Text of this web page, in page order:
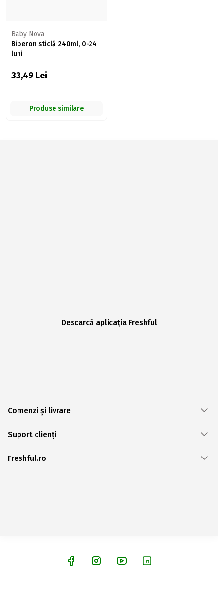
Baby Nova
Biberon sticlă 240ml, 0-24
luni
33,49 Lei
Produse similare
Descarcă aplicația Freshful
Comenzi și livrare
Suport clienți
Freshful.ro